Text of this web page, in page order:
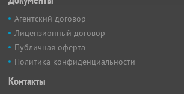
Агентский договор
Лицензионный договор
Публичная оферта
Политика конфиденциальности
Контакты